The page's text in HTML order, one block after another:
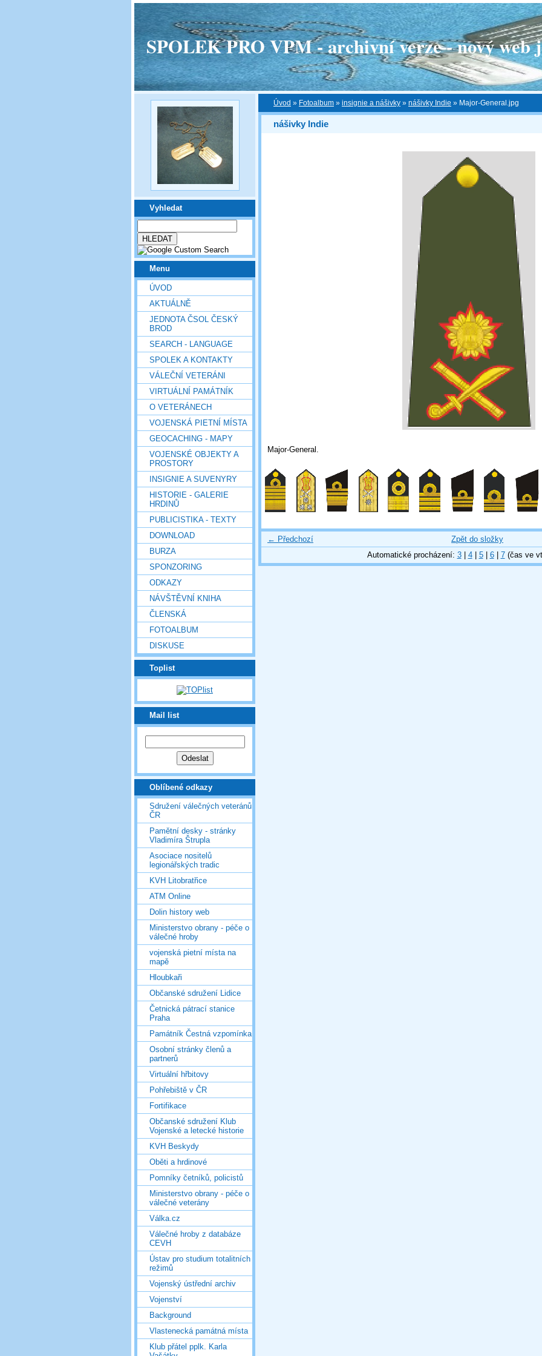
SPOLEK PRO VPM - archivní verze - nový web
Vyhledat
Menu
ÚVOD
AKTUÁLNĚ
JEDNOTA ČSOL ČESKÝ
BROD
SEARCH - LANGUAGE
SPOLEK A KONTAKTY
VÁLEČNÍ VETERÁNI
VIRTUÁLNÍ PAMÁTNÍK
O VETERÁNECH
VOJENSKÁ PIETNÍ MÍSTA
GEOCACHING - MAPY
VOJENSKÉ OBJEKTY A
PROSTORY
INSIGNIE A SUVENYRY
HISTORIE - GALERIE
HRDINŮ
PUBLICISTIKA - TEXTY
DOWNLOAD
BURZA
SPONZORING
ODKAZY
NÁVŠTĚVNÍ KNIHA
ČLENSKÁ
FOTOALBUM
DISKUSE
Toplist
Mail list
Oblíbené odkazy
Sdružení válečných veteránů
ČR
Pamětní desky - stránky
Vladimíra Štrupla
Asociace nositelů
legionářských tradic
KVH Litobratřice
ATM Online
Dolin history web
Ministerstvo obrany - péče o
válečné hroby
vojenská pietní místa na
mapě
Hloubkaři
Občanské sdružení Lidice
Četnická pátrací stanice
Praha
Památník Čestná vzpomínka
Osobní stránky členů a
partnerů
Virtuální hřbitovy
Pohřebiště v ČR
Fortifikace
Občanské sdružení Klub
Vojenské a letecké historie
KVH Beskydy
Oběti a hrdinové
Pomníky četníků, policistů
Ministerstvo obrany - péče o
válečné veterány
Válka.cz
Válečné hroby z databáze
CEVH
Ústav pro studium totalitních
režimů
Vojenský ústřední archiv
Vojenství
Background
Vlastenecká památná místa
Klub přátel pplk. Karla
Úvod » Fotoalbum » insignie a nášivky » nášivky Indie » Major-General.jpg
nášivky Indie
Major-General.
← Předchozí
Zpět do složky
Automatické procházení: 3| 4| 5| 6| 7(čas ve